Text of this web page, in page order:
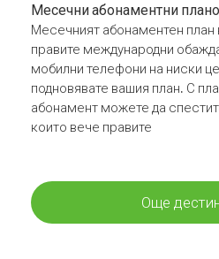
Месечни абонаментни
Месечният абонаментен план
правите международни
мобилни телефони на ниски
подновявате вашия план. С
абонамент можете да
които вече правите
Още